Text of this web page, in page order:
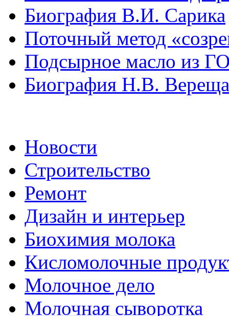
Биография В.И. Сарика
Поточный метод
Подсырное масло из
Биография Н.В.
Новости
Строительство
Ремонт
Дизайн и интерьер
Биохимия молока
Кисломолочные
Молочное дело
Молочная сыворотка